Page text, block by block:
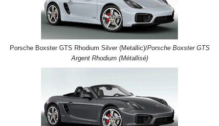
Porsche Boxster GTS Rhodium Silver (Metallic)/Porsche Boxster GTS
Argent Rhodium (Métallisé)